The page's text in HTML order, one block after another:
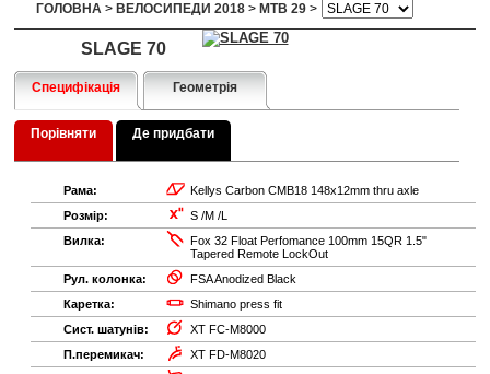
ГОЛОВНА > ВЕЛОСИПЕДИ 2018 > MTB 29 >
SLAGE 70
Специфікація Геометрія
Порівняти Де придбати
Рама:
Kellys Carbon CMB18 148x12mm thru axle
Розмір:
S /M /L
Вилка:
Fox 32 Float Perfomance 100mm 15QR 1.5"
Tapered Remote LockOut
Рул. колонка:
FSA Anodized Black
Каретка:
Shimano press fit
Сист. шатунів:
XT FC-M8000
П.перемикач:
XT FD-M8020